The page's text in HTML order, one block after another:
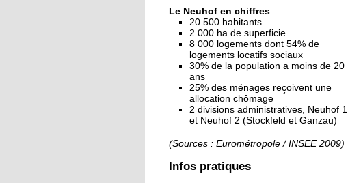
ciel ouvert »
16 octobre 2018
Un vécu de poids
15 octobre 2018
Difracto : devenir un pro
avec Django
Le Neuhof en chiffres
20 500 habitants
2 000 ha de superficie
8 000 logements dont 54% de
logements locatifs sociaux
30% de la population a moins de 20
ans
25% des ménages reçoivent une
allocation chômage
2 divisions administratives, Neuhof 1
et Neuhof 2 (Stockfeld et Ganzau)
(Sources : Eurométropole / INSEE 2009)
Infos pratiques